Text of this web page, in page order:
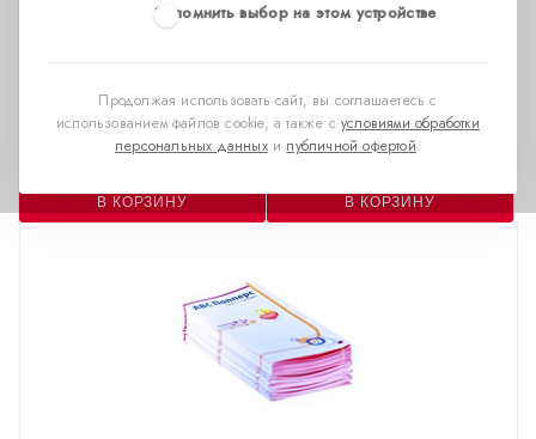
Запомнить выбор на этом устройстве
Продолжая использовать сайт, вы соглашаетесь с
использованием файлов cookie, а также сусловиями обработки
персональных данныхи публичной офертой.
Дышалка + Первый B 15
Характеристики
В КОРЗИНУ
Дышалка + Сильный A 15
Характеристики
В КОРЗИНУ